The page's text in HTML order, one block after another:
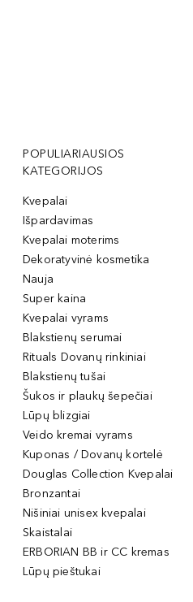
POPULIARIAUSIOS
KATEGORIJOS
Kvepalai
Išpardavimas
Kvepalai moterims
Dekoratyvinė kosmetika
Nauja
Super kaina
Kvepalai vyrams
Blakstienų serumai
Rituals Dovanų rinkiniai
Blakstienų tušai
Šukos ir plaukų šepečiai
Lūpų blizgiai
Veido kremai vyrams
Kuponas / Dovanų kortelė
Douglas Collection Kvepalai
Bronzantai
Nišiniai unisex kvepalai
Skaistalai
ERBORIAN BB ir CC kremas
Lūpų pieštukai